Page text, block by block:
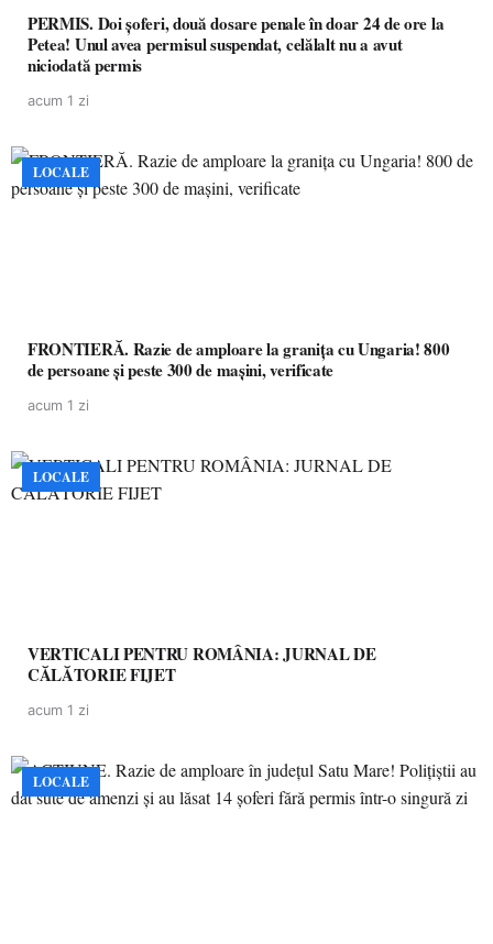
PERMIS. Doi șoferi, două dosare penale în doar 24 de ore la
Petea! Unul avea permisul suspendat, celălalt nu a avut
niciodată permis
acum 1 zi
LOCALE
FRONTIERĂ. Razie de amploare la granița cu Ungaria! 800
de persoane și peste 300 de mașini, verificate
acum 1 zi
LOCALE
VERTICALI PENTRU ROMÂNIA: JURNAL DE
CĂLĂTORIE FIJET
acum 1 zi
LOCALE